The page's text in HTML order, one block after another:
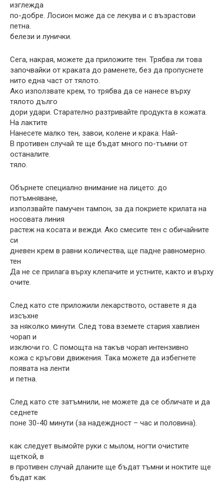
изглежда
по-добре. Лосион може да се лекува и с възрастови
петна.
белези и лунички.
Сега, накрая, можете да приложите тен. Трябва ли това
започвайки от краката до раменете, без да пропуснете
нито една част от тялото.
Ако използвате крем, то трябва да се нанесе върху
тялото дълго
дори удари. Старателно разтривайте продукта в кожата.
На лактите
Нанесете малко тен, завои, колене и крака. Най-
В противен случай те ще бъдат много по-тъмни от
останалите.
тяло.
Обърнете специално внимание на лицето: до
потъмняване,
използвайте памучен тампон, за да покриете крилата на
носовата линия
растеж на косата и вежди. Ако смесите тен с обичайните
си
дневен крем в равни количества, ще падне равномерно.
тен
Да не се прилага върху клепачите и устните, както и върху
очите.
След като сте приложили лекарството, оставете я да
изсъхне
за няколко минути. След това вземете стария хавлиен
чорап и
изключи го. С помощта на такъв чорап интензивно
кожа с кръгови движения. Така можете да избегнете
появата на ленти
и петна.
След като сте затъмнили, не можете да се обличате и да
седнете
поне 30-40 минути (за надеждност – час и половина).
как следует вымойте руки с мылом, ногти очистите
щеткой, в
в противен случай дланите ще бъдат тъмни и ноктите ще
бъдат как